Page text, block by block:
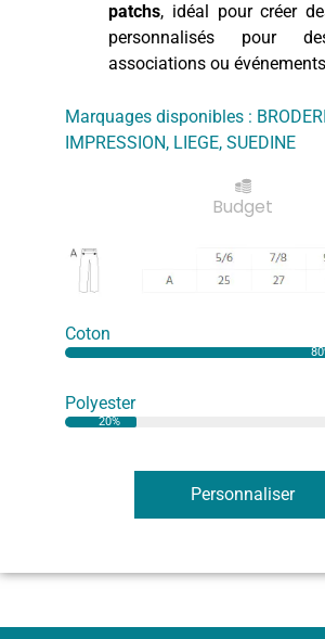
patchs, idéal pour créer
personnalisés pour
associations ou
Marquages disponibles :
IMPRESSION, LIEGE, SUEDINE
Budget
Coton
Polyester
20%
Personnaliser